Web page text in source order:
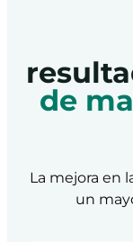
de
La mejora en
un